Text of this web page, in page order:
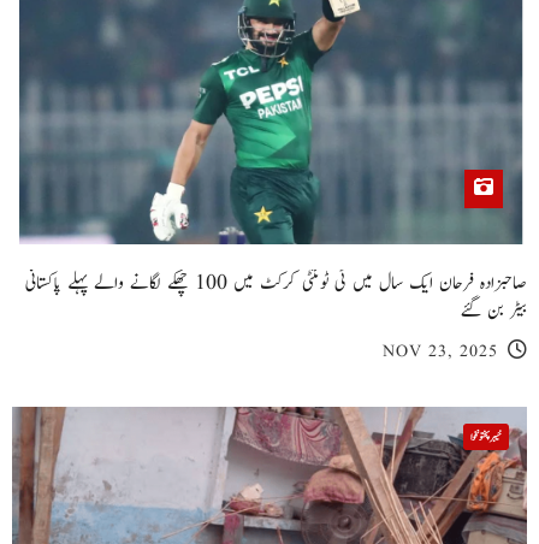
صاحبزادہ فرحان ایک سال میں ٹی ٹوئنٹی کرکٹ میں 100 چھکے لگانے والے پہلے پاکستانی
بیٹر بن گئے
NOV 23, 2025
خیبر پختونخوا